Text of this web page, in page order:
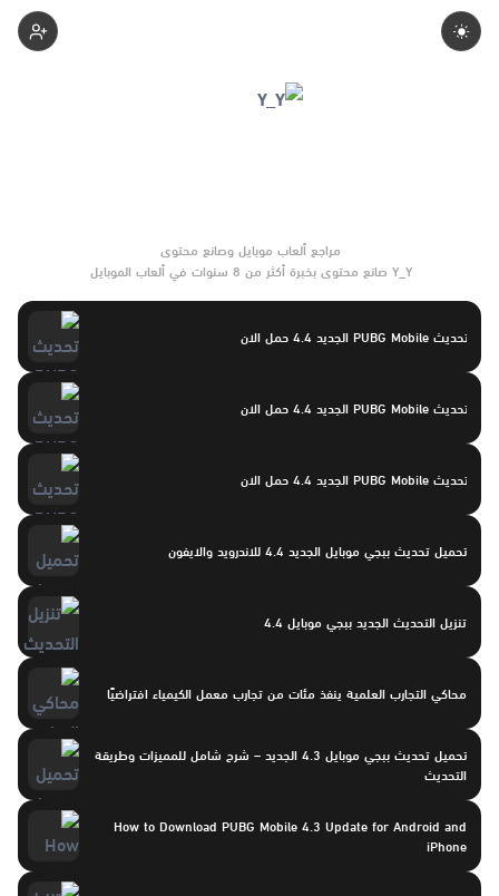
Y_Y صانع محتوى بخبرة أكثر من 8 سنوات في ألعاب الموبايل
تحديث PUBG Mobile الجديد 4.4 حمل الان
تحديث PUBG Mobile الجديد 4.4 حمل الان
تحديث PUBG Mobile الجديد 4.4 حمل الان
تحميل تحديث ببجي موبايل الجديد 4.4 للاندرويد والايفون
تنزيل التحديث الجديد ببجي موبايل 4.4
محاكي التجارب العلمية ينفذ مئات من تجارب معمل الكيمياء افتراضيًا
تحميل تحديث ببجي موبايل 4.3 الجديد – شرح شامل للمميزات وطريقة
التحديث
How to Download PUBG Mobile 4.3 Update for Android and
iPhone